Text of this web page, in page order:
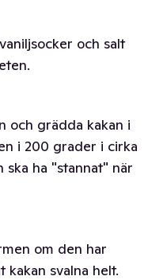
och salt
och grädda kakan i
i 200 grader i cirka
ska ha "stannat" när
om den har
kakan svalna helt.